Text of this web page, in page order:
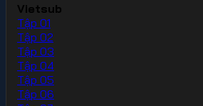
Vietsub
Tập 01
Tập 02
Tập 03
Tập 04
Tập 05
Tập 06